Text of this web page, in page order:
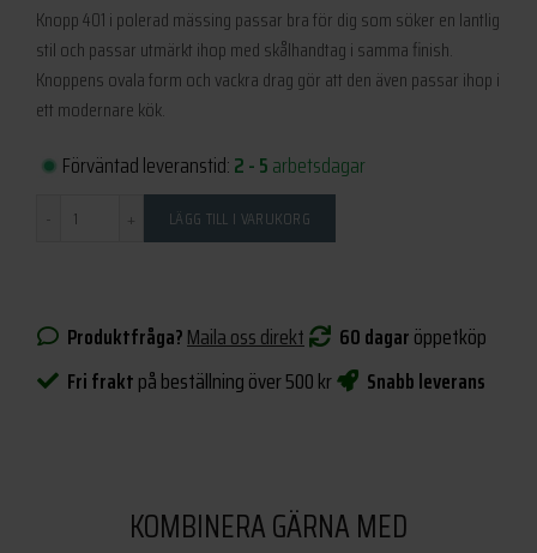
Knopp 401 i polerad mässing passar bra för dig som söker en lantlig
stil och passar utmärkt ihop med skålhandtag i samma finish.
Knoppens ovala form och vackra drag gör att den även passar ihop i
ett modernare kök.
Förväntad leveranstid:2 - 5arbetsdagar
LÄGG TILL I VARUKORG
Produktfråga?Maila oss direkt 60 dagaröppetköp
Fri fraktpå beställning över 500 kr Snabb leverans
KOMBINERA GÄRNA MED